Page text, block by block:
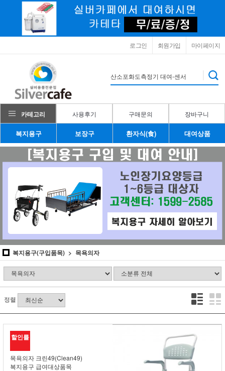
마이페이지
회원가입
로그인
카테고리 사용후기 구매문의 장바구니
복지용구 보장구 환자식(食) 대여상품
복지용구(구입품목) 목욕의자
정렬
할인률
목욕의자 크린49(Clean49)
복지용구 급여대상품목